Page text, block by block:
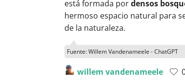
está formada pordensos
hermoso espacio natural para
de la naturaleza.
Fuente: Willem Vandenameele - ChatGPT
willem vandenameele